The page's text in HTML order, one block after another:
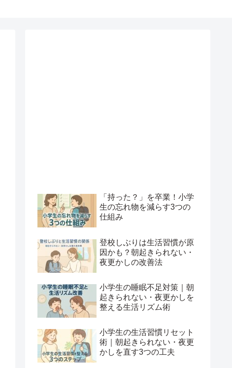
「持った？」を卒業！小学
生の忘れ物を減らす3つの
仕組み
登校しぶりは生活習慣が原
因かも？朝起きられない・
夜更かしの改善法
小学生の睡眠不足対策｜朝
起きられない・夜更かしを
整える生活リズム術
小学生の生活習慣リセット
術｜朝起きられない・夜更
かしを直す3つの工夫